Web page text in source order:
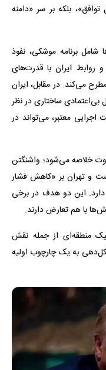
بلکه بر سر «دامنه
شامل برنامه موشکی، نفوذ
روابط ایران با قدرت‌های
می‌کند. در مقابل، ایران
بی‌اعتمادی ساختاری در نظر
معتبر، می‌تواند در
خلاصه می‌شود؛ واشنگتن
است و تهران بر «کاهش فشار
این دو هدف در برخی
با هم تعارض دارند.
منطقه‌ای از جمله نقش
به یک چارچوب اولیه